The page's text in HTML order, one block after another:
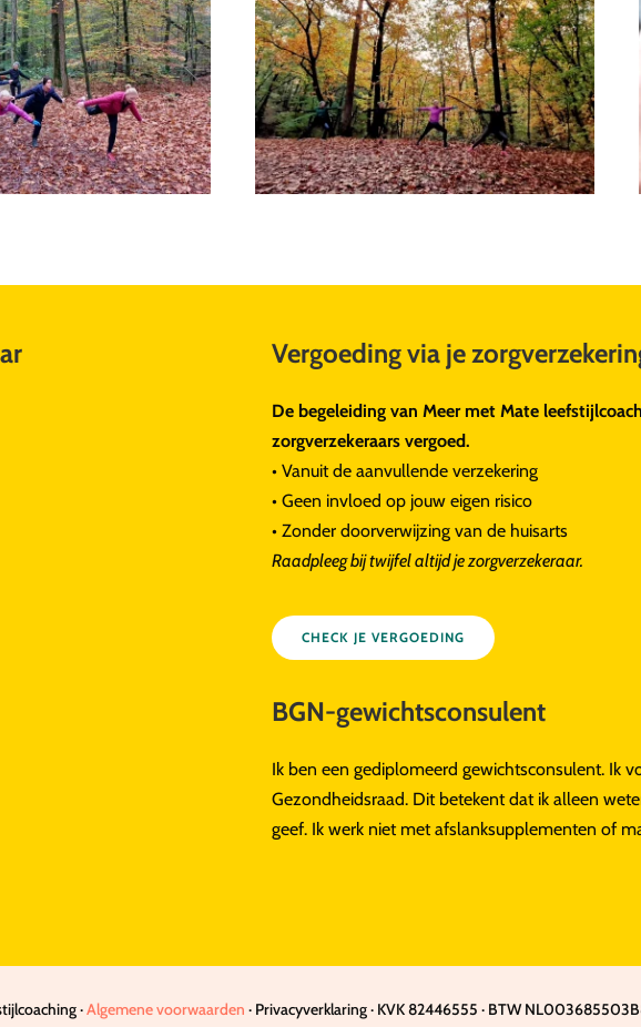
Vergoeding via je
De begeleiding van Meer met Mate
zorgverzekeraars vergoed.
• Vanuit de aanvullende verzekering
• Geen invloed op jouw eigen risico
• Zonder doorverwijzing van de huisarts
Raadpleeg bij twijfel altijd je zorgverzekeraar.
CHECK JE VERGOEDING
BGN-gewichtsconsulent
Ik ben een gediplomeerd gewichtsconsulent. Ik
Gezondheidsraad. Dit betekent dat ik alleen
geef. Ik werk niet met afslanksupplementen of
·Algemene voorwaarden · Privacyverklaring · KVK 82446555 · BTW